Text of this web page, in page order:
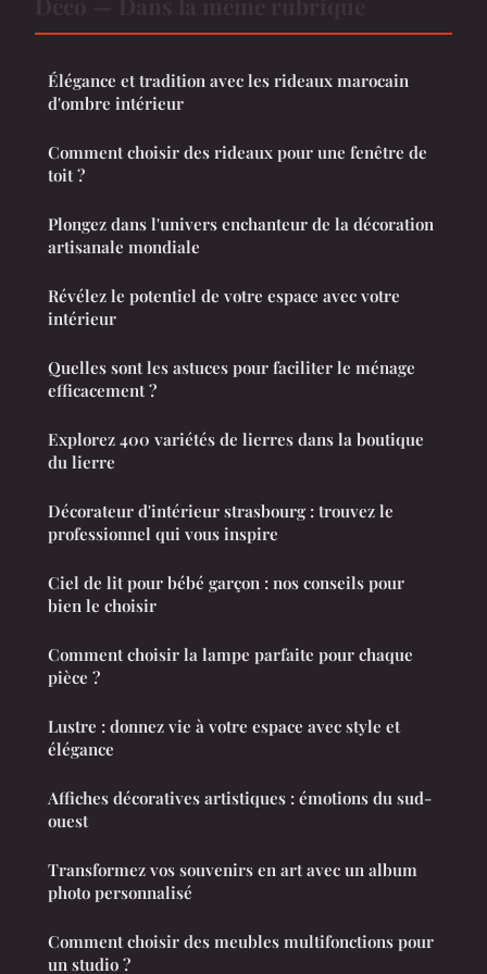
Élégance et tradition avec les rideaux marocain
d'ombre intérieur
Comment choisir des rideaux pour une fenêtre de
toit ?
Plongez dans l'univers enchanteur de la décoration
artisanale mondiale
Révélez le potentiel de votre espace avec votre
intérieur
Quelles sont les astuces pour faciliter le ménage
efficacement ?
Explorez 400 variétés de lierres dans la boutique
du lierre
Décorateur d'intérieur strasbourg : trouvez le
professionnel qui vous inspire
Ciel de lit pour bébé garçon : nos conseils pour
bien le choisir
Comment choisir la lampe parfaite pour chaque
pièce ?
Lustre : donnez vie à votre espace avec style et
élégance
Affiches décoratives artistiques : émotions du sud-
ouest
Transformez vos souvenirs en art avec un album
photo personnalisé
Comment choisir des meubles multifonctions pour
un studio ?